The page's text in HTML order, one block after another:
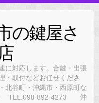
の鍵屋さ
に対応します。合鍵・出張
・取付などお任せくださ
北谷町・沖縄市・西原町な
TEL.098-892-4273 沖